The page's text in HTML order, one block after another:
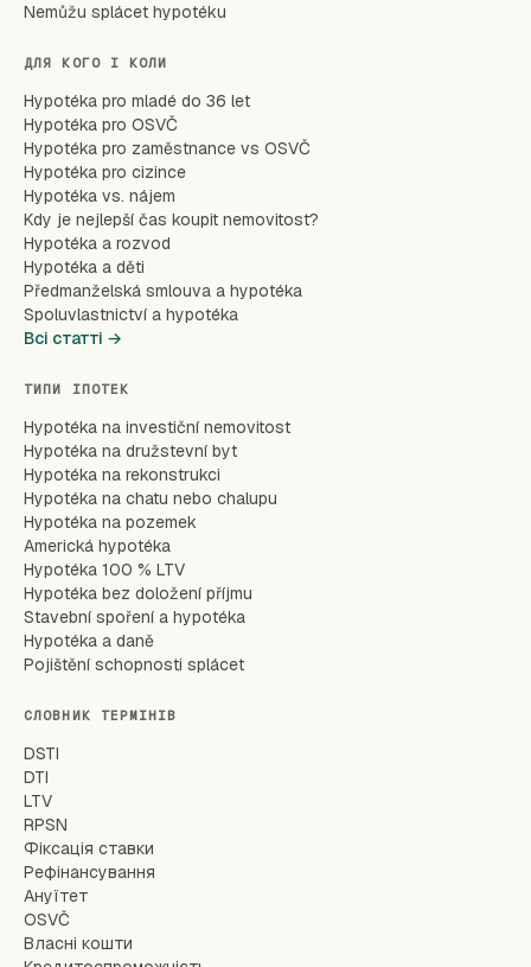
Nemůžu splácet hypotéku
ДЛЯ КОГО І КОЛИ
Hypotéka pro mladé do 36 let
Hypotéka pro OSVČ
Hypotéka pro zaměstnance vs OSVČ
Hypotéka pro cizince
Hypotéka vs. nájem
Kdy je nejlepší čas koupit nemovitost?
Hypotéka a rozvod
Hypotéka a děti
Předmanželská smlouva a hypotéka
Spoluvlastnictví a hypotéka
Всі статті →
ТИПИ ІПОТЕК
Hypotéka na investiční nemovitost
Hypotéka na družstevní byt
Hypotéka na rekonstrukci
Hypotéka na chatu nebo chalupu
Hypotéka na pozemek
Americká hypotéka
Hypotéka 100 % LTV
Hypotéka bez doložení příjmu
Stavební spoření a hypotéka
Hypotéka a daně
Pojištění schopnosti splácet
СЛОВНИК ТЕРМІНІВ
DSTI
DTI
LTV
RPSN
Фіксація ставки
Рефінансування
Ануїтет
OSVČ
Власні кошти